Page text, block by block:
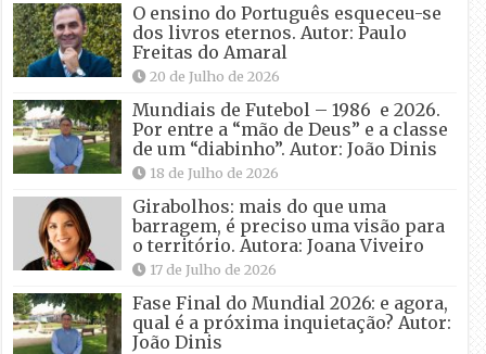
O ensino do Português esqueceu-se
dos livros eternos. Autor: Paulo
Freitas do Amaral
20 de Julho de 2026
Mundiais de Futebol – 1986 e 2026.
Por entre a “mão de Deus” e a classe
de um “diabinho”. Autor: João Dinis
18 de Julho de 2026
Girabolhos: mais do que uma
barragem, é preciso uma visão para
o território. Autora: Joana Viveiro
17 de Julho de 2026
Fase Final do Mundial 2026: e agora,
qual é a próxima inquietação? Autor:
João Dinis